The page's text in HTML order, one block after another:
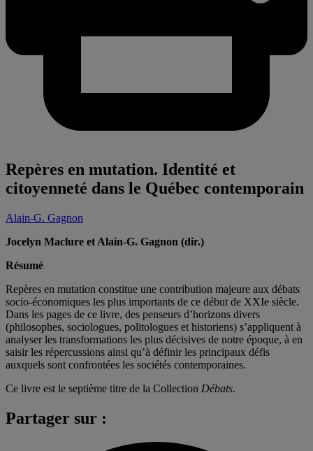
Repères en mutation. Identité et
citoyenneté dans le Québec contemporain
Alain-G. Gagnon
Jocelyn Maclure et Alain-G. Gagnon (dir.)
Résumé
Repères en mutation constitue une contribution majeure aux débats
socio-économiques les plus importants de ce début de XXIe siècle.
Dans les pages de ce livre, des penseurs d’horizons divers
(philosophes, sociologues, politologues et historiens) s’appliquent à
analyser les transformations les plus décisives de notre époque, à en
saisir les répercussions ainsi qu’à définir les principaux défis
auxquels sont confrontées les sociétés contemporaines.
Ce livre est le septième titre de la Collection Débats.
Partager sur :